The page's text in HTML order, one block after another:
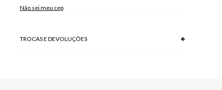
Não sei meu cep
TROCAS E DEVOLUÇÕES